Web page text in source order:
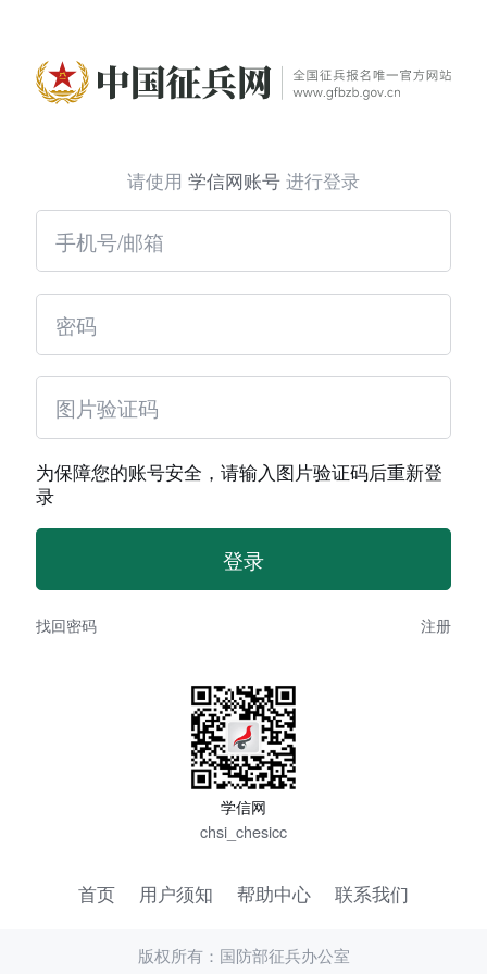
请使用 学信网账号 进行登录
为保障您的账号安全，请输入图片验证码后重新登
录
找回密码 注册
学信网
chsi_chesicc
首页 用户须知 帮助中心 联系我们
版权所有：国防部征兵办公室